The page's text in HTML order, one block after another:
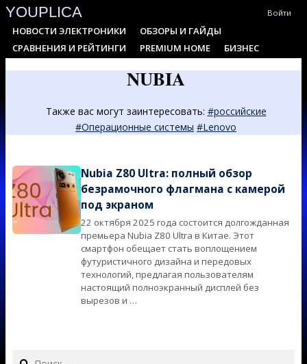
Skip
to
content
YOUPLICA Войти
Primary
Navigation
Menu
НОВОСТИ ЭЛЕКТРОНИКИ
ОБЗОРЫ И ГАЙДЫ
СРАВНЕНИЯ И РЕЙТИНГИ
PREMIUM HOME БИЗНЕС
NUBIA
Также вас могут заинтересовать: #российские
#Операционные системы #Lenovo
Nubia Z80 Ultra: полный обзор
безрамочного флагмана с камерой
под экраном
2025-
10-
14
22 октября 2025 года состоится долгожданная
премьера Nubia Z80 Ultra в Китае. Этот
смартфон обещает стать воплощением
футуристичного дизайна и передовых
технологий, предлагая пользователям
настоящий полноэкранный дисплей без
вырезов и …
Search